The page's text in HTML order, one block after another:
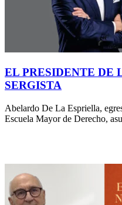
EL PRESIDENTE DE
SERGISTA
Abelardo De La Espriella,
Escuela Mayor de Derecho,